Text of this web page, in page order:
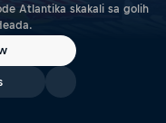
Atlantika skakali sa golih